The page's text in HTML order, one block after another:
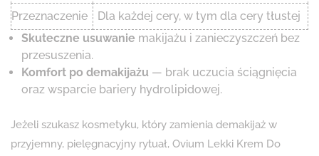
Przeznaczenie
Dla każdej cery, w tym dla cery tłustej
Skuteczne usuwanie makijażu i zanieczyszczeń bez
przesuszenia.
Komfort po demakijażu — brak uczucia ściągnięcia
oraz wsparcie bariery hydrolipidowej.
Jeżeli szukasz kosmetyku, który zamienia demakijaż w
przyjemny, pielęgnacyjny rytuał, Ovium Lekki Krem Do